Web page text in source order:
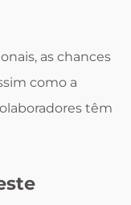
as chances
como a
têm